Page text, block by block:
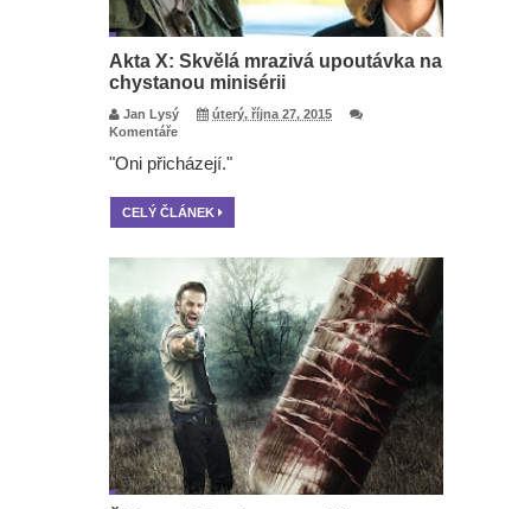
Akta X: Skvělá mrazivá upoutávka na
chystanou minisérii
Jan Lysý
úterý, října 27, 2015
Komentáře
"Oni přicházejí."
CELÝ ČLÁNEK